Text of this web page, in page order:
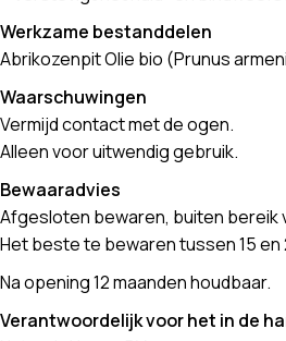
Werkzame bestanddelen
Abrikozenpit Olie bio (Prunus
Waarschuwingen
Vermijd contact met de ogen.
Alleen voor uitwendig gebruik.
Bewaaradvies
Afgesloten bewaren, buiten bereik
Het beste te bewaren tussen 15 en
Na opening 12 maanden houdbaar.
Verantwoordelijk voor het in de